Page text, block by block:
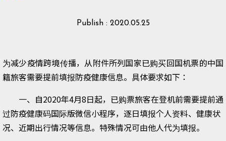
Publish : 2020.05.25
为减少疫情跨境传播，从附件所列国家已购买回国机票的中国
籍旅客需要提前填报防疫健康信息。具体要求如下：
一、自2020年4月8日起，已购票旅客在登机前需要提前通
过防疫健康码国际版微信小程序，逐日填报个人资料、健康状
况、近期出行情况等信息。特殊情况可由他人代为填报。